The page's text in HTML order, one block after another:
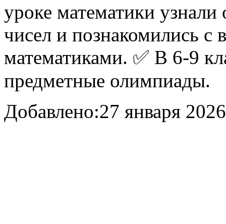
уроке математики
чисел и познакомились с
математиками. ✅ В 6-9
предметные олимпиады.
Добавлено:27 января